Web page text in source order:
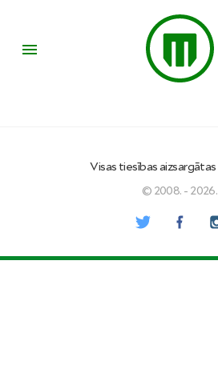
Visas tiesības aizsargātas
© 2008. - 2026.